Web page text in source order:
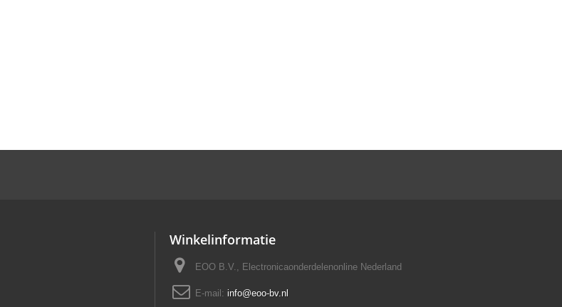
Winkelinformatie
EOO B.V., Electronicaonderdelenonline Nederland
E-mail: info@eoo-bv.nl